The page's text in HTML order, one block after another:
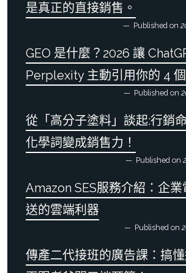
是真正的直接銷售。
Published on
GEO 是什麼？2026 讓
Perplexity 主動引用你的 4
Published on
從「高分子塗料」談起:行銷
化學詞變成銷售力！
Published on
Amazon SES服務介紹：企
送的雲端利器
Published on
傳產二代接班的廣告課：搞懂